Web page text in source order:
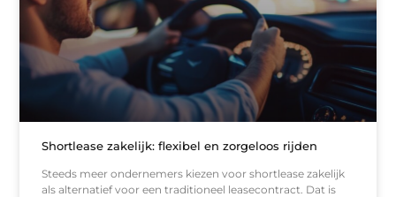
Shortlease zakelijk: flexibel en zorgeloos rijden
Steeds meer ondernemers kiezen voor shortlease zakelijk
als alternatief voor een traditioneel leasecontract. Dat is